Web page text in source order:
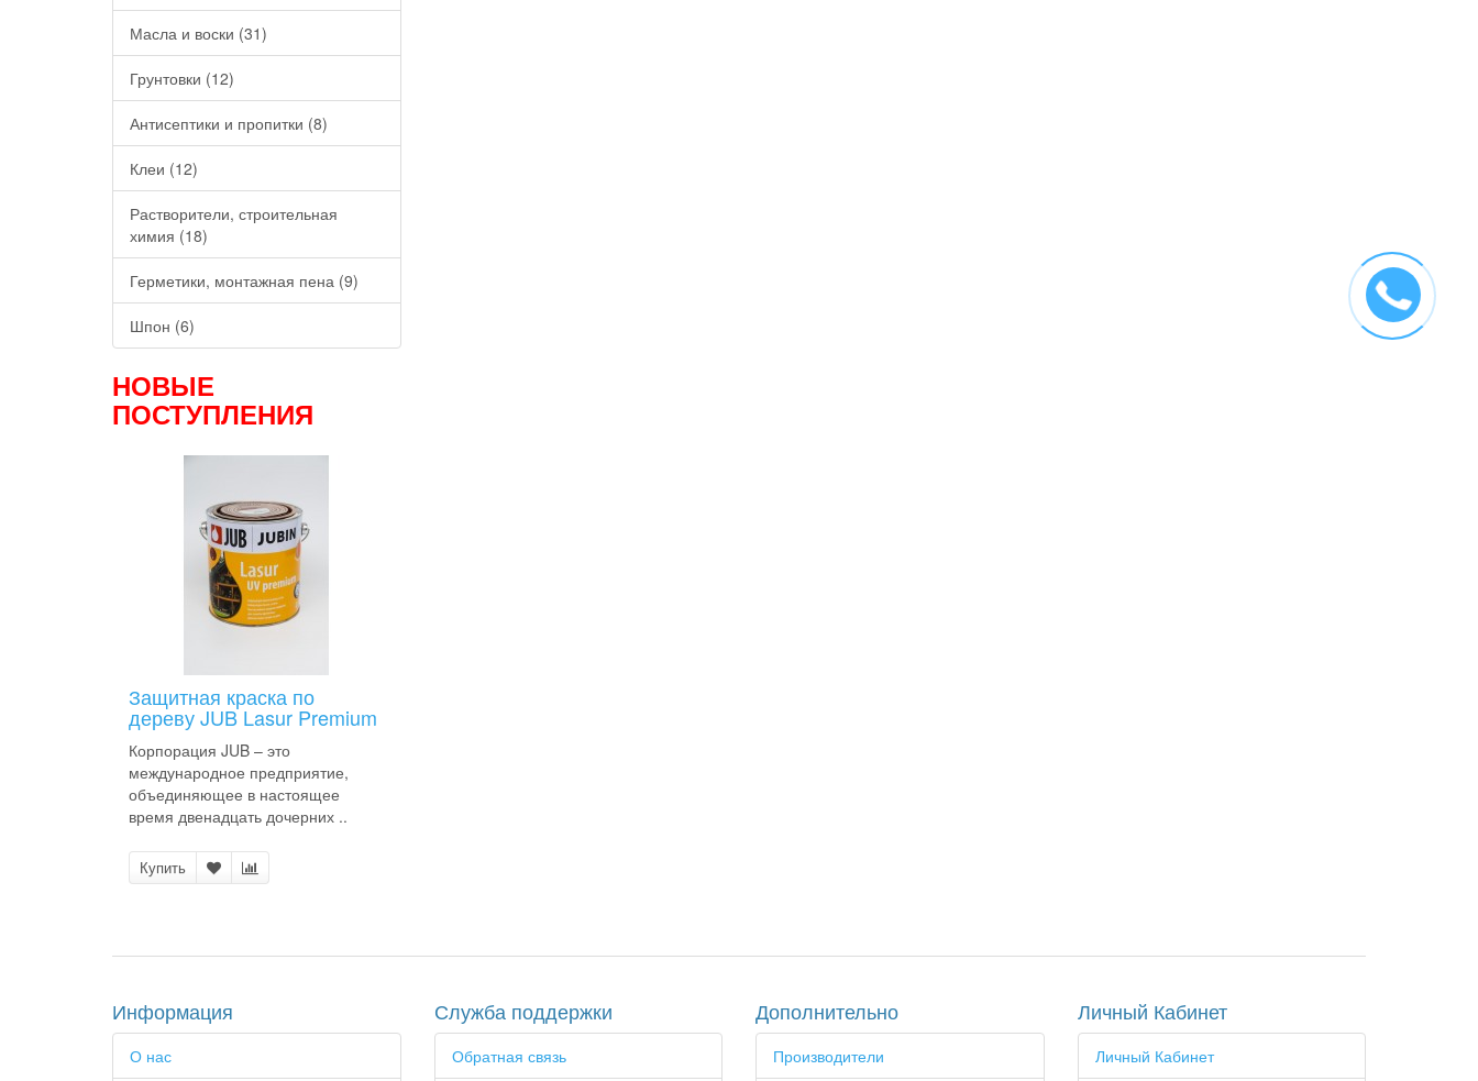
Масла и воски (31)
Грунтовки (12)
Антисептики и пропитки (8)
Клеи (12)
Растворители, строительная
химия (18)
Герметики, монтажная пена (9)
Шпон (6)
НОВЫЕ
ПОСТУПЛЕНИЯ
Защитная краска по
дереву JUB Lasur Premium
Корпорация JUB – это
международное предприятие,
объединяющее в настоящее
время двенадцать дочерних ..
Купить
Информация
О нас
Служба поддержки
Обратная связь
Дополнительно
Производители
Личный Кабинет
Личный Кабинет